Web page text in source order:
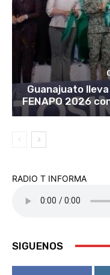
Guanajuato
FENAPO 2026
RADIO T INFORMA
SIGUENOS